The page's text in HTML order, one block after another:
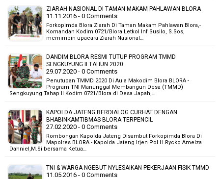
ZIARAH NASIONAL DI TAMAN MAKAM PAHLAWAN BLORA
11.11.2016 - 0 Comments
Forkopimda Blora Ziarah Di Taman Makam Pahlawan Blora,-
Komandan Kodim 0721/Blora Letkol Inf Susilo, S.Sos,
memimpin upacara Ziarah Nasional…
DANDIM BLORA RESMI TUTUP PROGRAM TMMD
SENGKUYUNG II TAHUN 2020
29.07.2020 - 0 Comments
Penutupan TMMD 2020 Di Aula Makodim Blora BLORA -
Program TNI Manunggal Membangun Desa (TMMD)
Sengkuyung Tahap II Kodim 0721/Blora di Desa Japah,…
KAPOLDA JATENG BERDIALOG CURHAT DENGAN
BHABINKAMTIBMAS BLORA TERPENCIL
27.02.2020 - 0 Comments
Rombongan Kapolda Jateng Disambut Forkopimda Blora Di
Mapolres BLORA - Kapolda Jateng Irjen Pol H.Rycko Amelza
Dahniel,M.Si bersama Ketua…
TNI & WARGA NGEBUT NYLESAIKAN PEKERJAAN FISIK TMMD
11.05.2016 - 0 Comments